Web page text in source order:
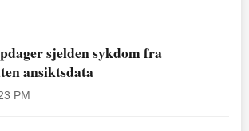
sjelden sykdom fra
ansiktsdata
PM